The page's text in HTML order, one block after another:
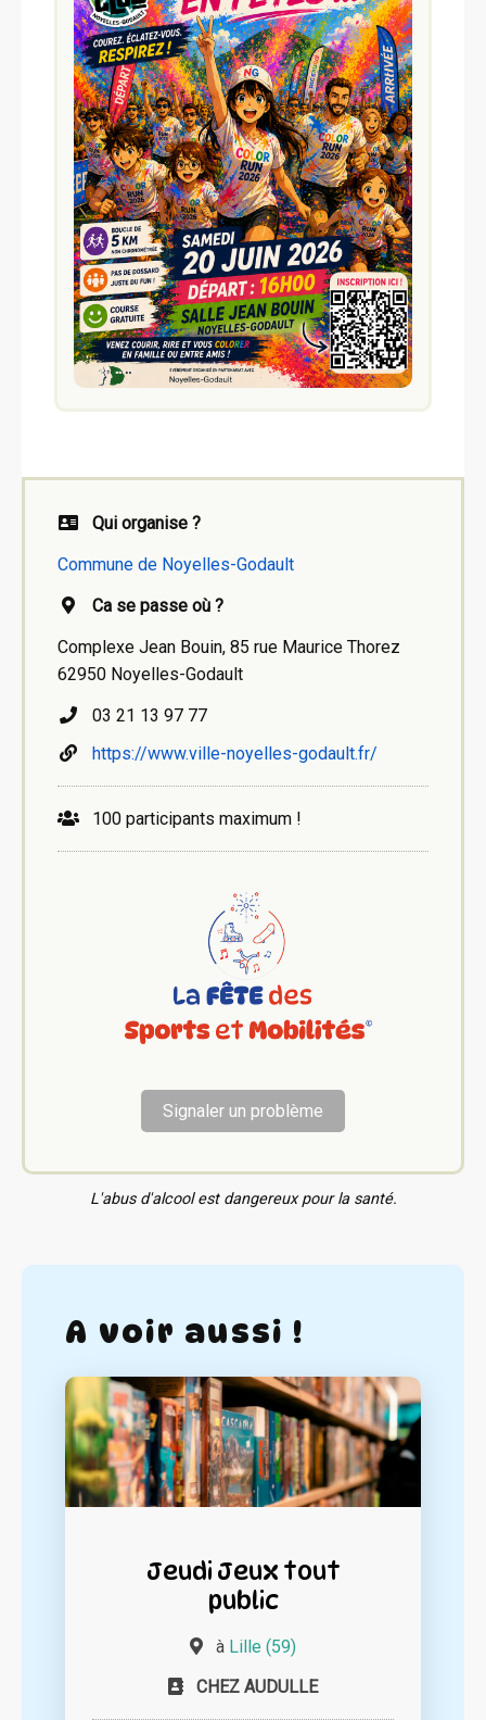
Qui organise ?
Commune de Noyelles-Godault
Ca se passe où ?
Complexe Jean Bouin, 85 rue Maurice Thorez
62950 Noyelles-Godault
03 21 13 97 77
https://www.ville-noyelles-godault.fr/
100 participants maximum !
Signaler un problème
L'abus d'alcool est dangereux pour la santé.
A voir aussi !
Jeudi Jeux tout
public
à Lille (59)
CHEZ AUDULLE